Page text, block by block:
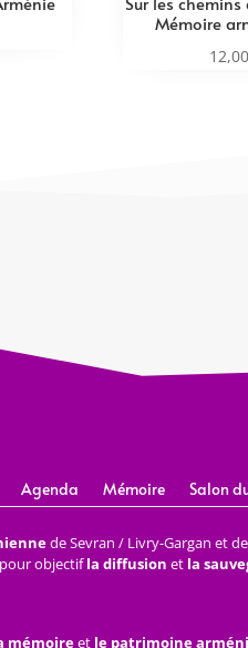
Mémoire
12,00
Agenda Mémoire Salon
de Sevran / Livry-Gargan et
objectifla diffusion et la
mémoireet le patrimoine